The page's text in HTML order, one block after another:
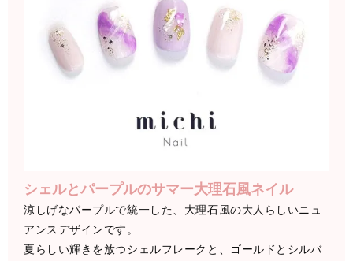
シェルとパープルのサマー大理石風ネイル
涼しげなパープルで統一した、大理石風の大人らしいニュ
アンスデザインです。
夏らしい輝きを放つシェルフレークと、ゴールドとシルバ